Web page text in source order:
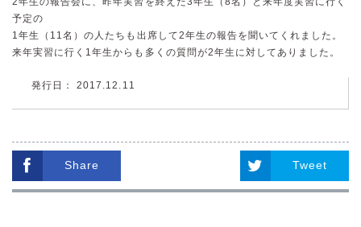
予定の
1年生（11名）の人たちも出席して2年生の報告を聞いてくれました。
来年実習に行く1年生からも多くの質問が2年生に対してありました。
発行日： 2017.12.11
Share Tweet